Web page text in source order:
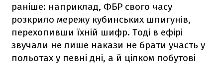
раніше: наприклад, ФБР свого часу
розкрило мережу кубинських шпигунів,
перехопивши їхній шифр. Тоді в ефірі
звучали не лише накази не брати участь у
польотах у певні дні, а й цілком побутові